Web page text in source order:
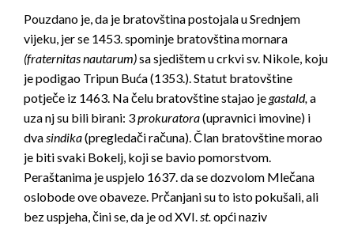
Pouzdano je, da je bratovština postojala u Srednjem
vijeku, jer se 1453. spominje bratovština mornara
(fraternitas nautarum)sa sjedištem u crkvi sv. Nikole, koju
je podigao Tripun Buća (1353.). Statut bratovštine
potječe iz 1463. Na čelu bratovštine stajao jegastald, a
uza nj su bili birani: 3prokuratora(upravnici imovine) i
dva sindika(pregledači računa). Član bratovštine morao
je biti svaki Bokelj, koji se bavio pomorstvom.
Peraštanima je uspjelo 1637. da se dozvolom Mlečana
oslobode ove obaveze. Prčanjani su to isto pokušali, ali
bez uspjeha, čini se, da je od XVI. st. opći naziv